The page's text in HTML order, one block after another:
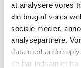
at analysere vores
din brug af vores
sociale medier,
analysepartnere.
data med andre
de har indsamlet fra
Tom Kampman
BorgerBeredskabet
medlemmer
Vil du se mere?